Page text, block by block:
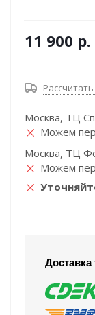
11 900 р.
Москва, ТЦ
Можем
Москва, ТЦ
Можем